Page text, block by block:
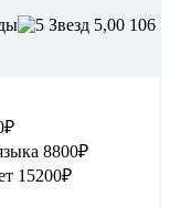
5,00 106
8800₽
15200₽